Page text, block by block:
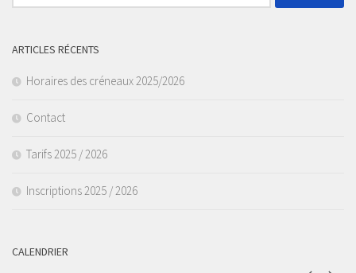
ARTICLES RÉCENTS
Horaires des créneaux 2025/2026
Contact
Tarifs 2025 / 2026
Inscriptions 2025 / 2026
CALENDRIER